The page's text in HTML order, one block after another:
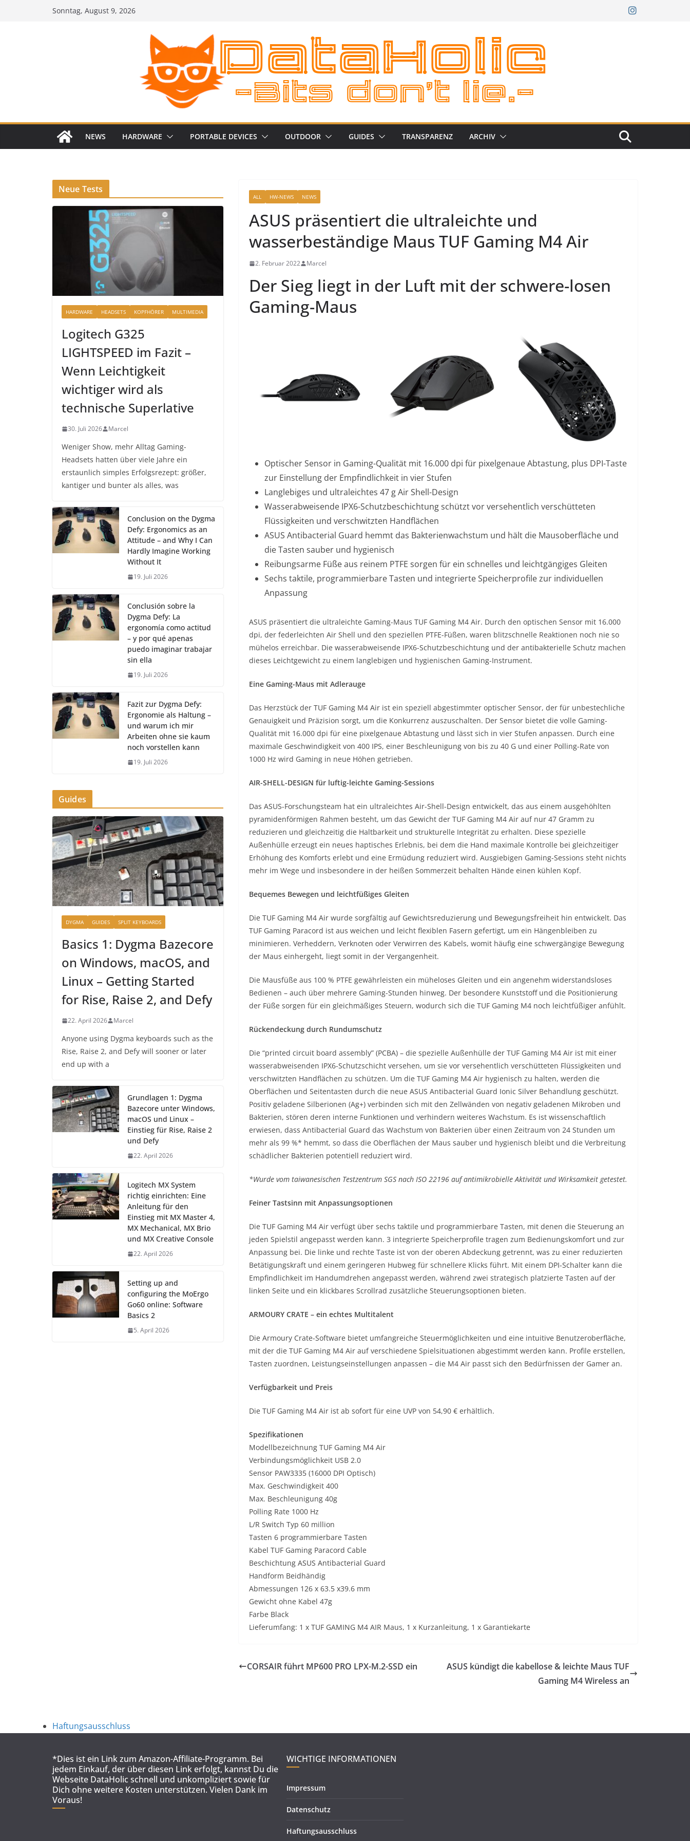
Sonntag, August 9, 2026
NEWS HARDWARE PORTABLE DEVICES OUTDOOR GUIDES TRANSPARENZ ARCHIV
ALL HW-NEWS NEWS
ASUS präsentiert die ultraleichte und
wasserbeständige Maus TUF Gaming M4 Air
2. Februar 2022 Marcel
Der Sieg liegt in der Luft mit der schwere-losen
Gaming-Maus
Optischer Sensor in Gaming-Qualität mit 16.000 dpi für pixelgenaue Abtastung, plus DPI-Taste
zur Einstellung der Empfindlichkeit in vier Stufen
Langlebiges und ultraleichtes 47 g Air Shell-Design
Wasserabweisende IPX6-Schutzbeschichtung schützt vor versehentlich verschütteten
Flüssigkeiten und verschwitzten Handflächen
ASUS Antibacterial Guard hemmt das Bakterienwachstum und hält die Mausoberfläche und
die Tasten sauber und hygienisch
Reibungsarme Füße aus reinem PTFE sorgen für ein schnelles und leichtgängiges Gleiten
Sechs taktile, programmierbare Tasten und integrierte Speicherprofile zur individuellen
Anpassung
ASUS präsentiert die ultraleichte Gaming-Maus TUF Gaming M4 Air. Durch den optischen Sensor mit 16.000
dpi, der federleichten Air Shell und den speziellen PTFE-Füßen, waren blitzschnelle Reaktionen noch nie so
mühelos erreichbar. Die wasserabweisende IPX6-Schutzbeschichtung und der antibakterielle Schutz machen
dieses Leichtgewicht zu einem langlebigen und hygienischen Gaming-Instrument.
Eine Gaming-Maus mit Adlerauge
Das Herzstück der TUF Gaming M4 Air ist ein speziell abgestimmter optischer Sensor, der für unbestechliche
Genauigkeit und Präzision sorgt, um die Konkurrenz auszuschalten. Der Sensor bietet die volle Gaming-
Qualität mit 16.000 dpi für eine pixelgenaue Abtastung und lässt sich in vier Stufen anpassen. Durch eine
maximale Geschwindigkeit von 400 IPS, einer Beschleunigung von bis zu 40 G und einer Polling-Rate von
1000 Hz wird Gaming in neue Höhen getrieben.
AIR-SHELL-DESIGN für luftig-leichte Gaming-Sessions
Das ASUS-Forschungsteam hat ein ultraleichtes Air-Shell-Design entwickelt, das aus einem ausgehöhlten
pyramidenförmigen Rahmen besteht, um das Gewicht der TUF Gaming M4 Air auf nur 47 Gramm zu
reduzieren und gleichzeitig die Haltbarkeit und strukturelle Integrität zu erhalten. Diese spezielle
Außenhülle erzeugt ein neues haptisches Erlebnis, bei dem die Hand maximale Kontrolle bei gleichzeitiger
Erhöhung des Komforts erlebt und eine Ermüdung reduziert wird. Ausgiebigen Gaming-Sessions steht nichts
mehr im Wege und insbesondere in der heißen Sommerzeit behalten Hände einen kühlen Kopf.
Bequemes Bewegen und leichtfüßiges Gleiten
Die TUF Gaming M4 Air wurde sorgfältig auf Gewichtsreduzierung und Bewegungsfreiheit hin entwickelt. Das
TUF Gaming Paracord ist aus weichen und leicht flexiblen Fasern gefertigt, um ein Hängenbleiben zu
minimieren. Verheddern, Verknoten oder Verwirren des Kabels, womit häufig eine schwergängige Bewegung
der Maus einhergeht, liegt somit in der Vergangenheit.
Die Mausfüße aus 100 % PTFE gewährleisten ein müheloses Gleiten und ein angenehm widerstandsloses
Bedienen – auch über mehrere Gaming-Stunden hinweg. Der besondere Kunststoff und die Positionierung
der Füße sorgen für ein gleichmäßiges Steuern, wodurch sich die TUF Gaming M4 noch leichtfüßiger anfühlt.
Rückendeckung durch Rundumschutz
Die “printed circuit board assembly” (PCBA) – die spezielle Außenhülle der TUF Gaming M4 Air ist mit einer
wasserabweisenden IPX6-Schutzschicht versehen, um sie vor versehentlich verschütteten Flüssigkeiten und
verschwitzten Handflächen zu schützen. Um die TUF Gaming M4 Air hygienisch zu halten, werden die
Oberflächen und Seitentasten durch die neue ASUS Antibacterial Guard Ionic Silver Behandlung geschützt.
Positiv geladene Silberionen (Ag+) verbinden sich mit den Zellwänden von negativ geladenen Mikroben und
Bakterien, stören deren interne Funktionen und verhindern weiteres Wachstum. Es ist wissenschaftlich
erwiesen, dass Antibacterial Guard das Wachstum von Bakterien über einen Zeitraum von 24 Stunden um
mehr als 99 %* hemmt, so dass die Oberflächen der Maus sauber und hygienisch bleibt und die Verbreitung
schädlicher Bakterien potentiell reduziert wird.
*Wurde vom taiwanesischen Testzentrum SGS nach ISO 22196 auf antimikrobielle Aktivität und Wirksamkeit getestet.
Feiner Tastsinn mit Anpassungsoptionen
Die TUF Gaming M4 Air verfügt über sechs taktile und programmierbare Tasten, mit denen die Steuerung an
jeden Spielstil angepasst werden kann. 3 integrierte Speicherprofile tragen zum Bedienungskomfort und zur
Anpassung bei. Die linke und rechte Taste ist von der oberen Abdeckung getrennt, was zu einer reduzierten
Betätigungskraft und einem geringeren Hubweg für schnellere Klicks führt. Mit einem DPI-Schalter kann die
Empfindlichkeit im Handumdrehen angepasst werden, während zwei strategisch platzierte Tasten auf der
linken Seite und ein klickbares Scrollrad zusätzliche Steuerungsoptionen bieten.
ARMOURY CRATE – ein echtes Multitalent
Die Armoury Crate-Software bietet umfangreiche Steuermöglichkeiten und eine intuitive Benutzeroberfläche,
mit der die TUF Gaming M4 Air auf verschiedene Spielsituationen abgestimmt werden kann. Profile erstellen,
Tasten zuordnen, Leistungseinstellungen anpassen – die M4 Air passt sich den Bedürfnissen der Gamer an.
Verfügbarkeit und Preis
Die TUF Gaming M4 Air ist ab sofort für eine UVP von 54,90 € erhältlich.
Spezifikationen
Modellbezeichnung TUF Gaming M4 Air
Verbindungsmöglichkeit USB 2.0
Sensor PAW3335 (16000 DPI Optisch)
Max. Geschwindigkeit 400
Max. Beschleunigung 40g
Polling Rate 1000 Hz
L/R Switch Typ 60 million
Tasten 6 programmierbare Tasten
Kabel TUF Gaming Paracord Cable
Beschichtung ASUS Antibacterial Guard
Handform Beidhändig
Abmessungen 126 x 63.5 x39.6 mm
Gewicht ohne Kabel 47g
Farbe Black
Lieferumfang: 1 x TUF GAMING M4 AIR Maus, 1 x Kurzanleitung, 1 x Garantiekarte
CORSAIR führt MP600 PRO LPX-M.2-SSD ein
ASUS kündigt die kabellose & leichte Maus TUF
Gaming M4 Wireless an
Neue Tests
HARDWARE HEADSETS KOPFHÖRER MULTIMEDIA
Logitech G325
LIGHTSPEED im Fazit –
Wenn Leichtigkeit
wichtiger wird als
technische Superlative
30. Juli 2026 Marcel
Weniger Show, mehr Alltag Gaming-
Headsets hatten über viele Jahre ein
erstaunlich simples Erfolgsrezept: größer,
kantiger und bunter als alles, was
Conclusion on the Dygma
Defy: Ergonomics as an
Attitude – and Why I Can
Hardly Imagine Working
Without It
19. Juli 2026
Conclusión sobre la
Dygma Defy: La
ergonomía como actitud
– y por qué apenas
puedo imaginar trabajar
sin ella
19. Juli 2026
Fazit zur Dygma Defy:
Ergonomie als Haltung –
und warum ich mir
Arbeiten ohne sie kaum
noch vorstellen kann
19. Juli 2026
Guides
DYGMA GUIDES SPLIT KEYBOARDS
Basics 1: Dygma Bazecore
on Windows, macOS, and
Linux – Getting Started
for Rise, Raise 2, and Defy
22. April 2026 Marcel
Anyone using Dygma keyboards such as the
Rise, Raise 2, and Defy will sooner or later
end up with a
Grundlagen 1: Dygma
Bazecore unter Windows,
macOS und Linux –
Einstieg für Rise, Raise 2
und Defy
22. April 2026
Logitech MX System
richtig einrichten: Eine
Anleitung für den
Einstieg mit MX Master 4,
MX Mechanical, MX Brio
und MX Creative Console
22. April 2026
Setting up and
configuring the MoErgo
Go60 online: Software
Basics 2
5. April 2026
Haftungsausschluss
*Dies ist ein Link zum Amazon-Affiliate-Programm. Bei
jedem Einkauf, der über diesen Link erfolgt, kannst Du die
Webseite DataHolic schnell und unkompliziert sowie für
Dich ohne weitere Kosten unterstützen. Vielen Dank im
Voraus!
WICHTIGE INFORMATIONEN
Impressum
Datenschutz
Haftungsausschluss